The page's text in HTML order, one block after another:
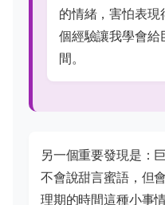
的情緒，害怕表
個經驗讓我學會給
間。
另一個重要發現是：
不會說甜言蜜語，但
理期的時間這種小事